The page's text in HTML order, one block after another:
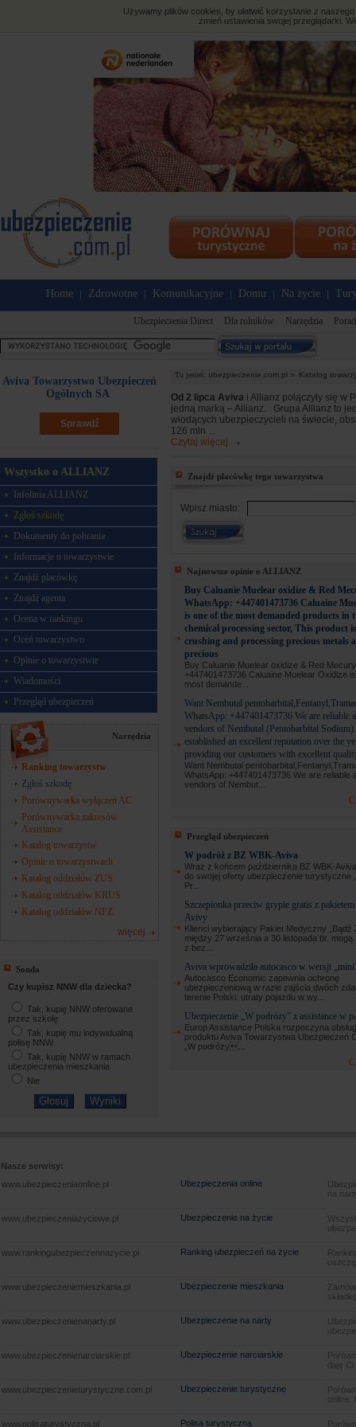
Używamy plików cookies, by ułatwić korzystanie z
zmień ustawienia swojej przeglądarki.
Home Zdrowotne Komunikacyjne Domu Na życie
Ubezpieczenia Direct Dla rolników Narzędzia
Aviva Towarzystwo Ubezpieczeń
Ogólnych SA
Sprawdź
Wszystko o ALLIANZ
Infolinia ALLIANZ
Zgłoś szkodę
Dokumenty do pobrania
Informacje o towarzystwie
Znajdź placówkę
Znajdź agenta
Ocena w rankingu
Oceń towarzystwo
Opinie o towarzystwie
Wiadomości
Przegląd ubezpieczeń
Narzędzia
Ranking towarzystw
Zgłoś szkodę
Porównywarka wyłączeń AC
Porównywarka zakresów
Assistance
Katalog towarzystw
Opinie o towarzystwach
Katalog oddziałów ZUS
Katalog oddziałów KRUS
Katalog oddziałów NFZ
więcej
Sonda
Czy kupisz NNW dla dziecka?
Tak, kupię NNW oferowane
przez szkołę
Tak, kupię mu indywidualną
polisę NNW
Tak, kupię NNW w ramach
ubezpieczenia mieszkania
Nie
Tu jesteś: ubezpieczenie.com.pl » Katalog
Od 2 lipca Aviva i Allianz połączyły się w
jedną marką – Allianz. Grupa Allianz to
wiodących ubezpieczycieli na świecie,
126 mln ...
Czytaj więcej
Znajdź placówkę tego towarzystwa
Wpisz miasto:
Najnowsze opinie o ALLIANZ
Buy Caluanie Muelear oxidize & Red
WhatsApp: +447401473736 Caluaine
is one of the most demanded products in
chemical processing sector, This product
crushing and processing precious metals
precious
Buy Caluanie Muelear oxidize & Red
+447401473736 Caluaine Muelear Oxidize
most demande...
Want Nembutal
WhatsApp: +447401473736 We are reliable
vendors of Nembutal (Pentobarbital
established an excellent reputation over the
providing our customers with excellent
Want Nembutal
WhatsApp: +447401473736 We are reliable
vendors of Nembut...
Przegląd ubezpieczeń
W podróż z BZ WBK-Aviva
Wraz z końcem października BZ WBK-
do swojej oferty ubezpieczenie turystyczne
Pr...
Szczepionka przeciw grypie gratis z
Avivy
Klienci wybierający Pakiet Medyczny „Bądź
między 27 września a 30 listopada br.
z bez...
Aviva wprowadziła autocasco w wersji
Autocasco Economic zapewnia ochronę
ubezpieczeniową w razie zajścia dwóch
terenie Polski: utraty pojazdu w wy...
Ubezpieczenie „W podróży” z assistance w
Europ Assistance Polska rozpoczyna
produktu Aviva Towarzystwa Ubezpieczeń
„W podróży...
Nasze serwisy:
www.ubezpieczeniaonline.pl
Ubezpieczenia online
na
www.ubezpieczeniazyciowe.pl Ubezpieczenie na życie
www.rankingubezpieczennazycie.pl Ranking ubezpieczeń na życie
www.ubezpieczeniemieszkania.pl Ubezpieczenie mieszkania
www.ubezpieczenienanarty.pl Ubezpieczenie na narty
www.ubezpieczenienarciarskie.pl Ubezpieczenie narciarskie
daję
www.ubezpieczenieturystyczne.com.pl Ubezpieczenie turystyczne
www.polisaturystyczna.pl Polisa turystyczna